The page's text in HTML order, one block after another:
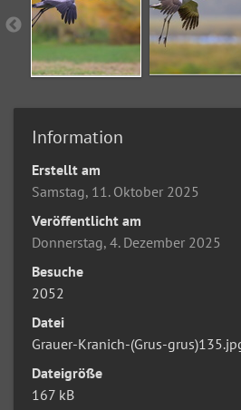
Information
Erstellt am
Samstag, 11. Oktober 2025
Veröffentlicht am
Donnerstag, 4. Dezember 2025
Besuche
2052
Datei
Grauer-Kranich-(Grus-
Dateigröße
167 kB